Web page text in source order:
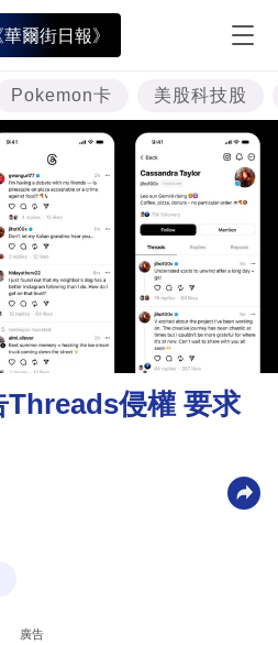
爾街日報》
Pokemon卡 美股科技股
侵權 要求
廣告